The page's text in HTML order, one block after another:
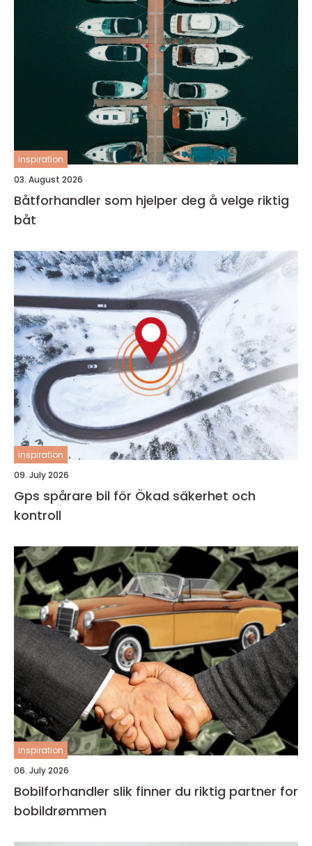
inspiration
03. August 2026
Båtforhandler som hjelper deg å velge riktig
båt
inspiration
09. July 2026
Gps spårare bil för Ökad säkerhet och
kontroll
inspiration
06. July 2026
Bobilforhandler slik finner du riktig partner for
bobildrømmen